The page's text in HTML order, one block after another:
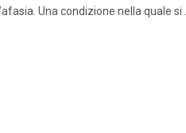
Una condizione nella quale si ...